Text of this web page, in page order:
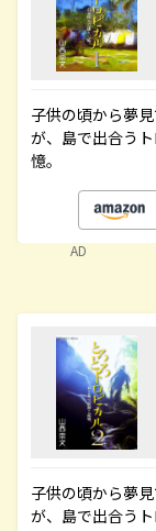
子供の頃から夢
が、島で出合う
憶。
AD
子供の頃から夢
が、島で出合う